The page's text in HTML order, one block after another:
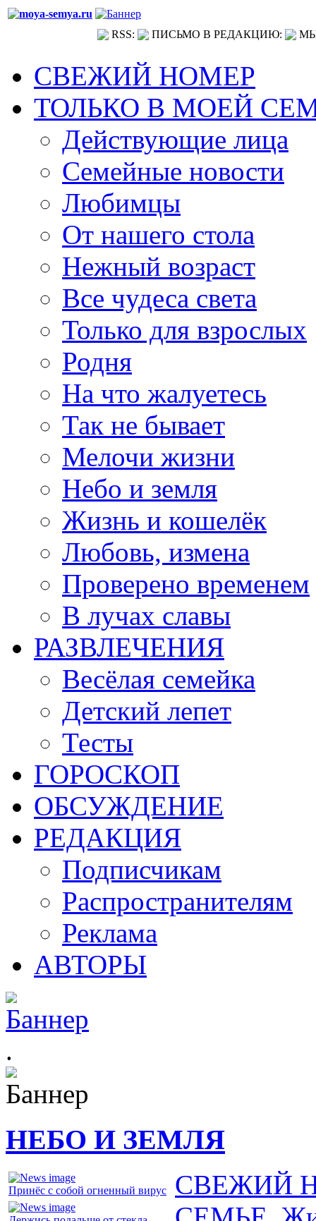
RSS: ПИСЬМО В РЕДАКЦИЮ:
СВЕЖИЙ НОМЕР
ТОЛЬКО В МОЕЙ
Действующие лица
Семейные новости
Любимцы
От нашего стола
Нежный возраст
Все чудеса света
Только для взрослых
Родня
На что жалуетесь
Так не бывает
Мелочи жизни
Небо и земля
Жизнь и кошелёк
Любовь, измена
Проверено временем
В лучах славы
РАЗВЛЕЧЕНИЯ
Весёлая семейка
Детский лепет
Тесты
ГОРОСКОП
ОБСУЖДЕНИЕ
РЕДАКЦИЯ
Подписчикам
Распространителям
Реклама
АВТОРЫ
.
НЕБО И ЗЕМЛЯ
Принёс с собой огненный вирус
СВЕЖИЙ